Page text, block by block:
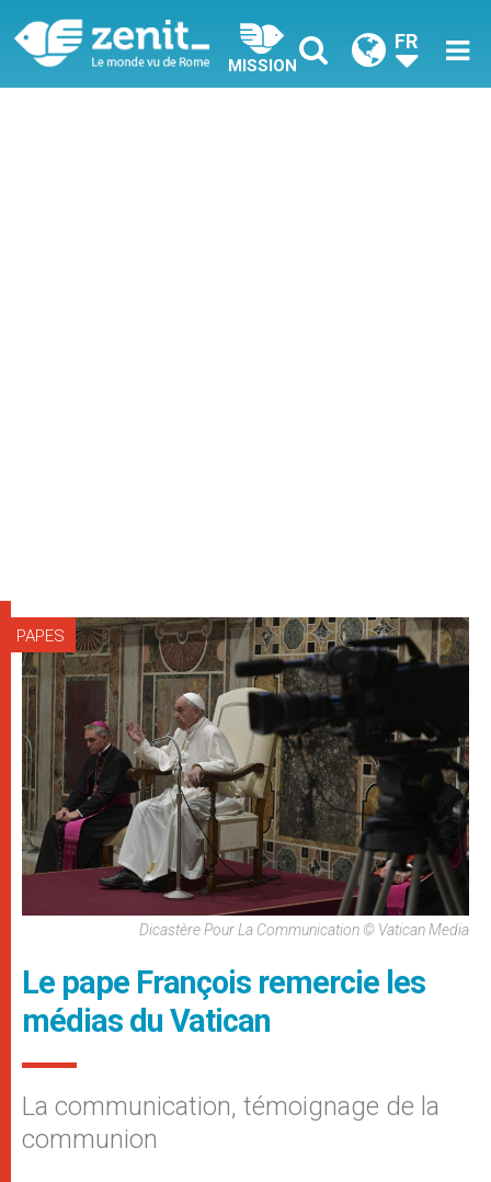
MISSION
FR
PAPES
Dicastère Pour La Communication © Vatican Media
Le pape François remercie les
médias du Vatican
La communication, témoignage de la
communion